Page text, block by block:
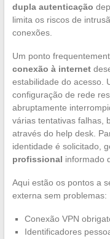
dupla autenticação
limita os riscos de
conexões.
Um ponto
conexão à internet
estabilidade do acesso.
configuração de rede
abruptamente
várias tentativas falhas,
através do help desk.
identidade é solicitado,
profissional informado
Aqui estão os pontos a
externa sem problemas:
Conexão VPN
Identificadores